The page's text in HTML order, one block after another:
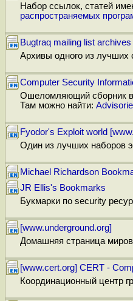
Набор ссылок, статей
распространяемых
Bugtraq mailing list archives
Архивы одного из лучших
Computer Security
Ошеломляющий сборник
Там можно найти:
Fyodor's Exploit world
Один из лучших наборов
Michael Richardson
JR Ellis's Bookmarks
Букмарки по security
[www.underground.org]
Домашняя страница
[www.cert.org] CERT -
Координационный центр